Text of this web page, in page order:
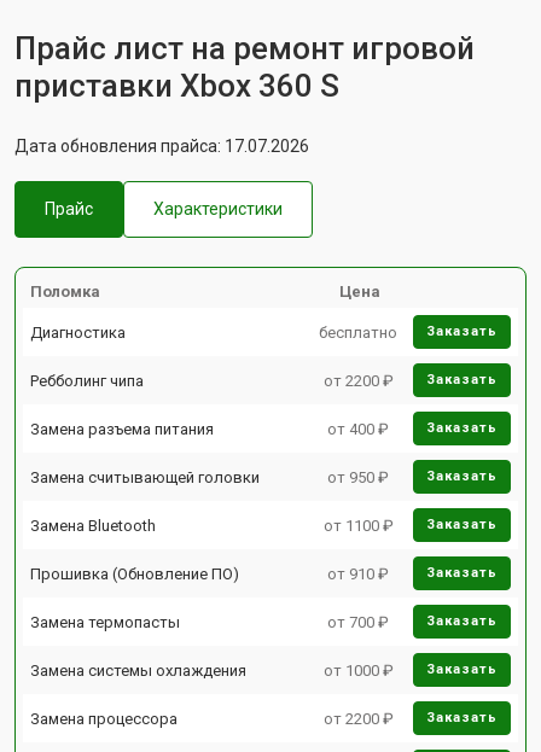
Прайс лист на ремонт игровой
приставки Xbox 360 S
Дата обновления прайса: 17.07.2026
Прайс Характеристики
Поломка Цена
Диагностика бесплатно Заказать
Ребболинг чипа от 2200 ₽ Заказать
Замена разъема питания от 400 ₽ Заказать
Замена считывающей головки от 950 ₽ Заказать
Замена Bluetooth от 1100 ₽ Заказать
Прошивка (Обновление ПО) от 910 ₽ Заказать
Замена термопасты от 700 ₽ Заказать
Замена системы охлаждения от 1000 ₽ Заказать
Замена процессора от 2200 ₽ Заказать